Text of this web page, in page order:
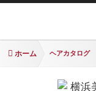
ホーム ヘアカタログ